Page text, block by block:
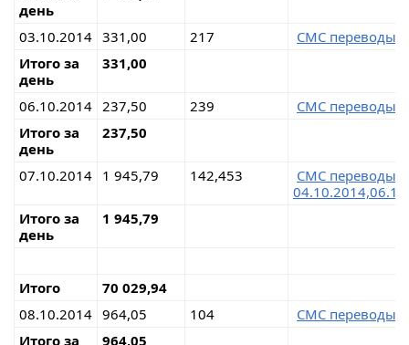
день
03.10.2014 331,00 217
СМС переводы
Итого за
день
331,00
06.10.2014 237,50 239
СМС переводы
Итого за
день
237,50
07.10.2014 1 945,79 142,453
СМС переводы
Итого за
день
1 945,79
Итого
70 029,94
08.10.2014 964,05 104
СМС переводы
Итого за
964,05